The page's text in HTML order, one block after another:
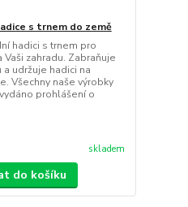
s trnem do země
hadici s trnem pro
zahradu. Zabraňuje
a udržuje hadici na
Všechny naše výrobky
prohlášení o
skladem
do košíku